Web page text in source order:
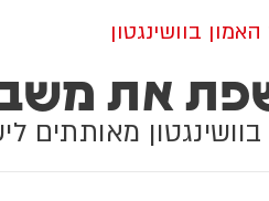
בוושינגטון
את משבר
בוושינגטון